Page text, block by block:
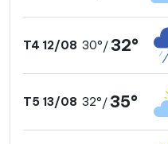
T4 12/08 30°/ 32°
T5 13/08 32°/ 35°